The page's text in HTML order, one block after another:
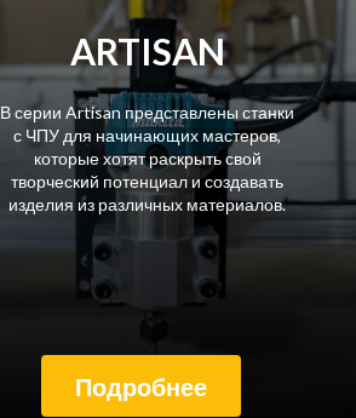
ARTISAN
В серии Artisan представлены станки
с ЧПУ для начинающих мастеров,
которые хотят раскрыть свой
творческий потенциал и создавать
изделия из различных материалов.
Подробнее